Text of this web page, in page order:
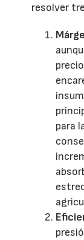
resolver
para